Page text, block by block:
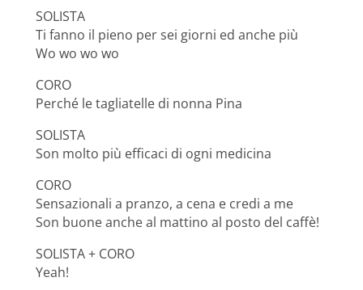
SOLISTA
Ti fanno il pieno per sei giorni ed anche più
Wo wo wo wo
CORO
Perché le tagliatelle di nonna Pina
SOLISTA
Son molto più efficaci di ogni medicina
CORO
Sensazionali a pranzo, a cena e credi a me
Son buone anche al mattino al posto del caffè!
SOLISTA + CORO
Yeah!